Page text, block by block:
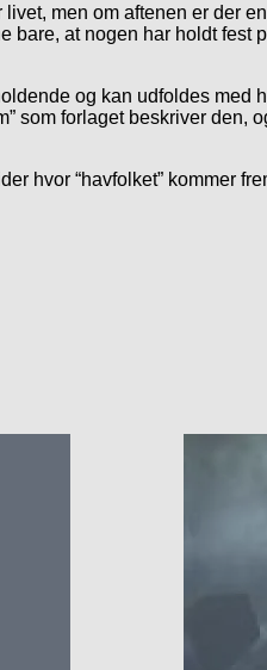
men om aftenen er der
at nogen har holdt fest
og kan udfoldes med
som forlaget beskriver den,
hvor “havfolket” kommer